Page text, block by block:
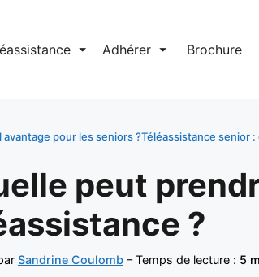
⏷ Adhérer ⏷ Brochure
pour les seniors ?Téléassistance senior
peut
?
Sandrine Coulomb – Temps de lecture : 5